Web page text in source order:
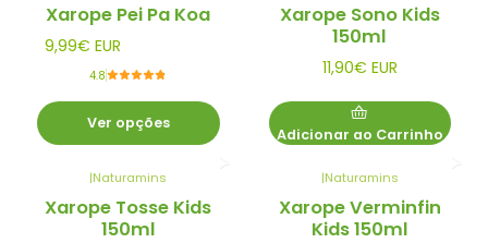
Xarope Pei Pa Koa
9,99€ EUR
4.8
Ver opções
Xarope Sono Kids
150ml
11,90€ EUR
Adicionar ao Carrinho
|Naturamins
Xarope Tosse Kids
150ml
|Naturamins
Xarope Verminfin
Kids 150ml